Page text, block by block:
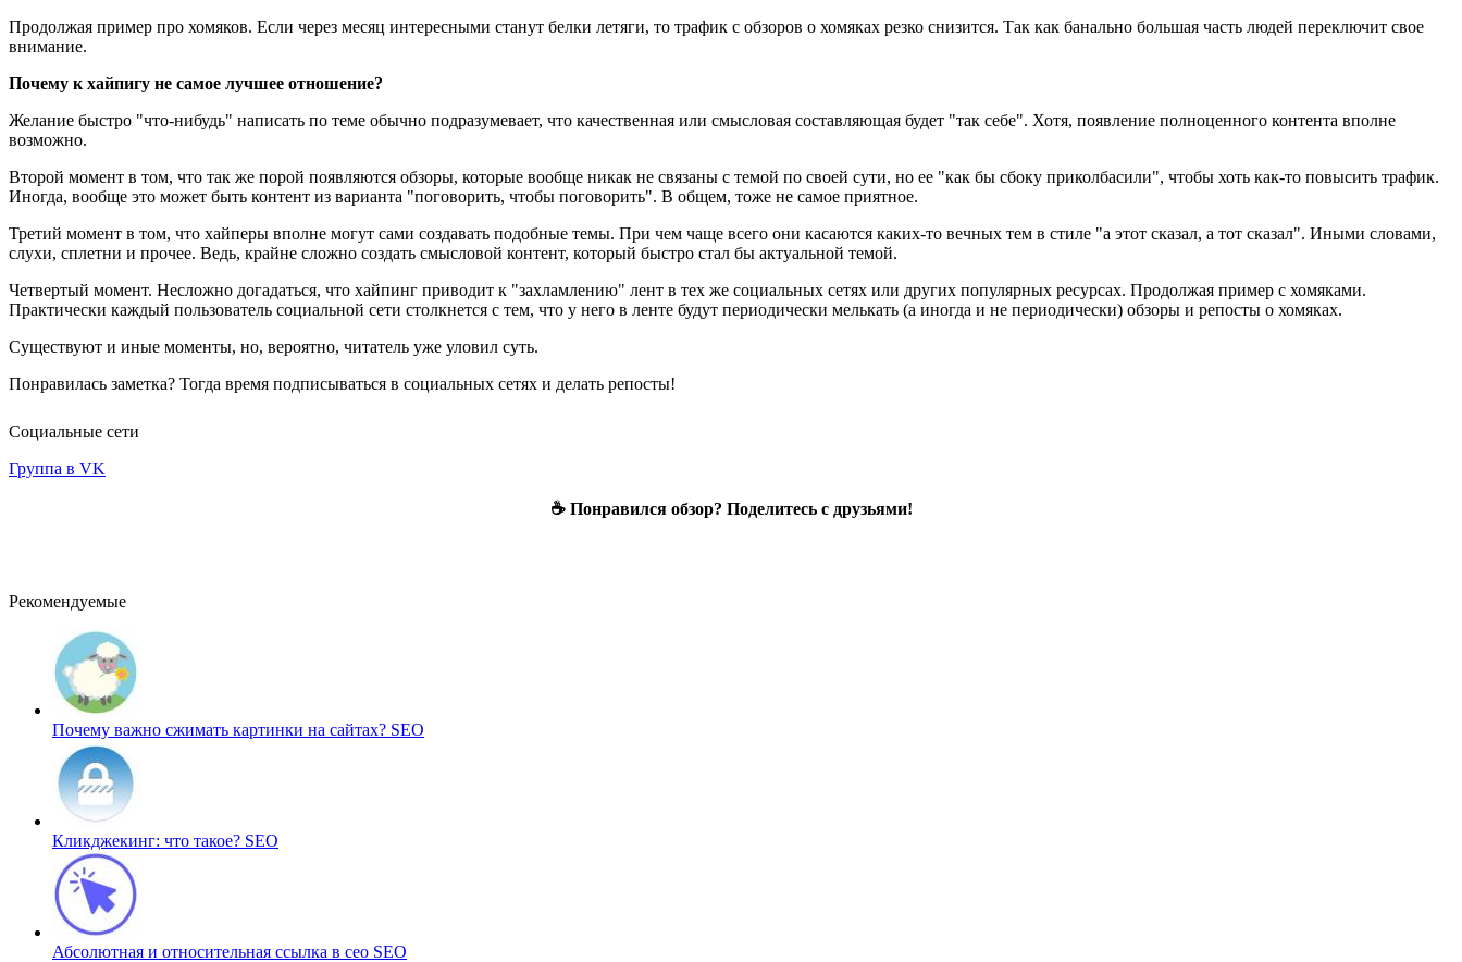
Продолжая пример про хомяков. Если через месяц интересными станут белки летяги, то трафик с обзоров о хомяках резко снизится. Так как банально большая часть людей переключит свое
внимание.
Почему к хайпигу не самое лучшее отношение?
Желание быстро "что-нибудь" написать по теме обычно подразумевает, что качественная или смысловая составляющая будет "так себе". Хотя, появление полноценного контента вполне
возможно.
Второй момент в том, что так же порой появляются обзоры, которые вообще никак не связаны с темой по своей сути, но ее "как бы сбоку приколбасили", чтобы хоть как-то повысить трафик.
Иногда, вообще это может быть контент из варианта "поговорить, чтобы поговорить". В общем, тоже не самое приятное.
Третий момент в том, что хайперы вполне могут сами создавать подобные темы. При чем чаще всего они касаются каких-то вечных тем в стиле "а этот сказал, а тот сказал". Иными словами,
слухи, сплетни и прочее. Ведь, крайне сложно создать смысловой контент, который быстро стал бы актуальной темой.
Четвертый момент. Несложно догадаться, что хайпинг приводит к "захламлению" лент в тех же социальных сетях или других популярных ресурсах. Продолжая пример с хомяками.
Практически каждый пользователь социальной сети столкнется с тем, что у него в ленте будут периодически мелькать (а иногда и не периодически) обзоры и репосты о хомяках.
Существуют и иные моменты, но, вероятно, читатель уже уловил суть.
Понравилась заметка? Тогда время подписываться в социальных сетях и делать репосты!
Социальные сети
Группа в VK
☕ Понравился обзор? Поделитесь с друзьями!
Рекомендуемые
Почему важно сжимать картинки на сайтах? SEO
Кликджекинг: что такое? SEO
Абсолютная и относительная ссылка в сео SEO